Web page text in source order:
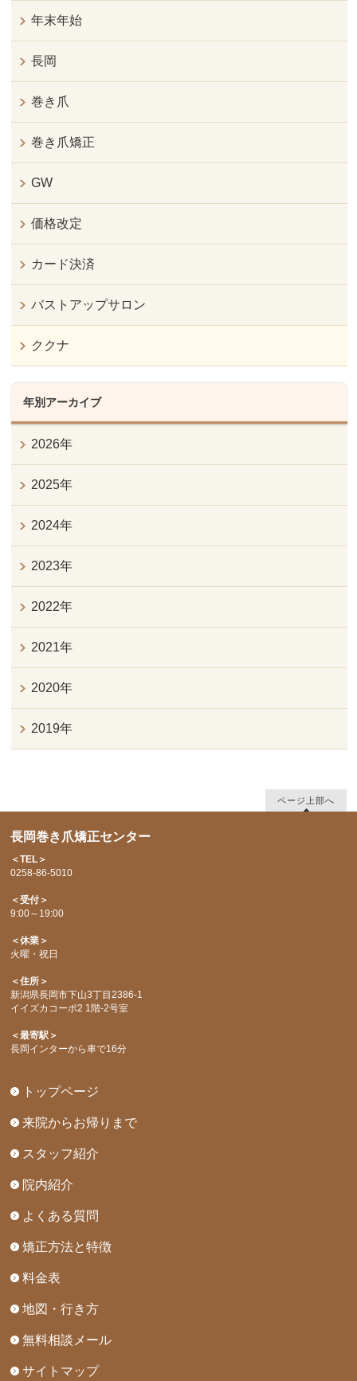
年末年始
長岡
巻き爪
巻き爪矯正
GW
価格改定
カード決済
バストアップサロン
ククナ
年別アーカイブ
2026年
2025年
2024年
2023年
2022年
2021年
2020年
2019年
ページ上部へ
長岡巻き爪矯正センター
＜TEL＞
0258-86-5010
＜受付＞
9:00～19:00
＜休業＞
火曜・祝日
＜住所＞
新潟県長岡市下山3丁目2386-1
イイズカコーポ2 1階-2号室
＜最寄駅＞
長岡インターから車で16分
トップページ
来院からお帰りまで
スタッフ紹介
院内紹介
よくある質問
矯正方法と特徴
料金表
地図・行き方
無料相談メール
サイトマップ